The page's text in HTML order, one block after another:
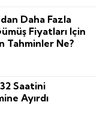
Daha Fazla
Fiyatları Için
Tahminler Ne?
Saatini
Ayırdı